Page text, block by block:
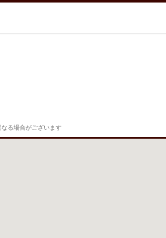
る場合がございます